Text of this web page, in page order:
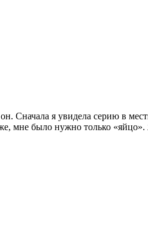
Сначала я увидела серию в
мне было нужно только